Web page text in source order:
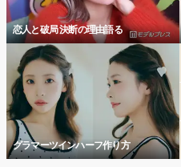
恋人と破局 決断の理由語る
グラマーツインハーフ作り方